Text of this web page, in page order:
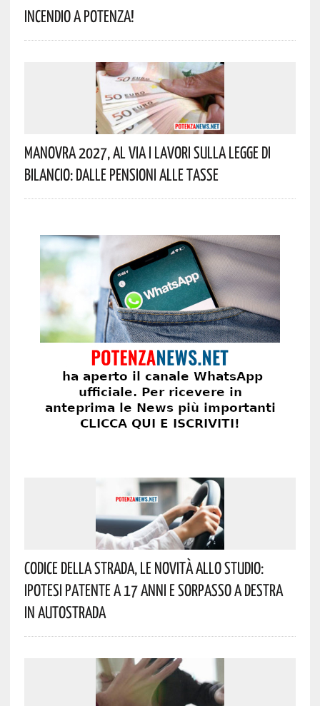
Incendio A Potenza!
Manovra 2027, Al Via I Lavori Sulla Legge Di
Bilancio: Dalle Pensioni Alle Tasse
Codice Della Strada, Le Novità Allo Studio:
Ipotesi Patente A 17 Anni E Sorpasso A Destra
In Autostrada